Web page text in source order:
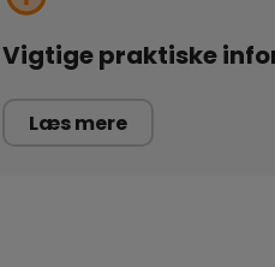
Vigtige praktiske
Læs mere